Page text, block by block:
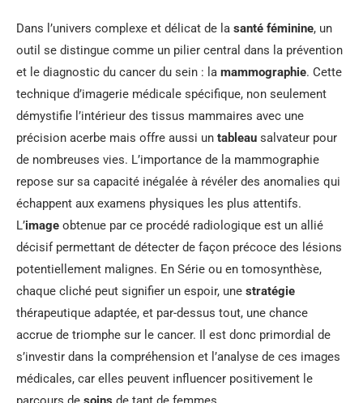
Dans l’univers complexe et délicat de la santé féminine, un
outil se distingue comme un pilier central dans la prévention
et le diagnostic du cancer du sein : la mammographie. Cette
technique d’imagerie médicale spécifique, non seulement
démystifie l’intérieur des tissus mammaires avec une
précision acerbe mais offre aussi un tableau salvateur pour
de nombreuses vies. L’importance de la mammographie
repose sur sa capacité inégalée à révéler des anomalies qui
échappent aux examens physiques les plus attentifs.
L’image obtenue par ce procédé radiologique est un allié
décisif permettant de détecter de façon précoce des lésions
potentiellement malignes. En Série ou en tomosynthèse,
chaque cliché peut signifier un espoir, une stratégie
thérapeutique adaptée, et par-dessus tout, une chance
accrue de triomphe sur le cancer. Il est donc primordial de
s’investir dans la compréhension et l’analyse de ces images
médicales, car elles peuvent influencer positivement le